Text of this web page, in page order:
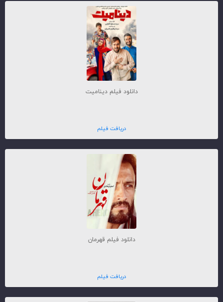
دانلود فیلم دینامیت
دریافت فیلم
دانلود فیلم قهرمان
دریافت فیلم